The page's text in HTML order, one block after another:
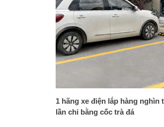
1 hãng xe điện lắp hàng nghìn
lần chỉ bằng cốc trà đá